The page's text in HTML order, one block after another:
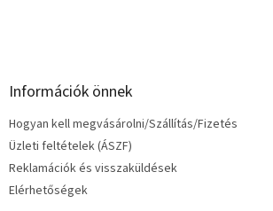
Információk önnek
Hogyan kell megvásárolni/Szállítás/Fizetés
Üzleti feltételek (ÁSZF)
Reklamációk és visszaküldések
Elérhetőségek